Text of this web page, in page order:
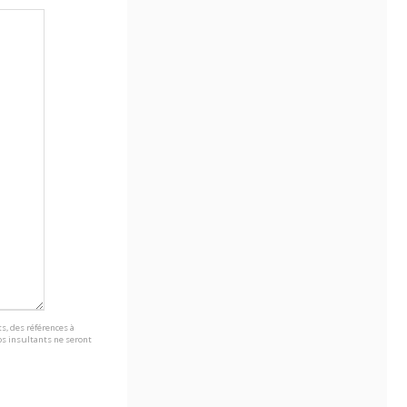
des références à
insultants ne seront